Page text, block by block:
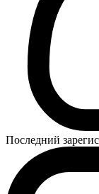
Последний